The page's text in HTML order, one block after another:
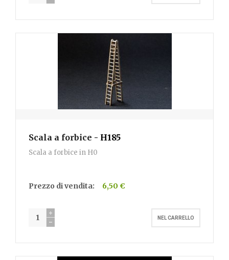
Scala a forbice - H185
Scala a forbice in H0
Prezzo di vendita: 6,50 €